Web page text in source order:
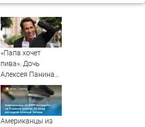
«Папа хочет
пива». Дочь
Алексея Панина*
поставила отцу
печальный
диагноз
Американцы из